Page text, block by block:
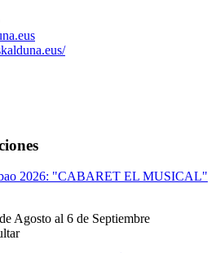
2026: "CABARET EL MUSICAL"
Agosto al 6 de Septiembre